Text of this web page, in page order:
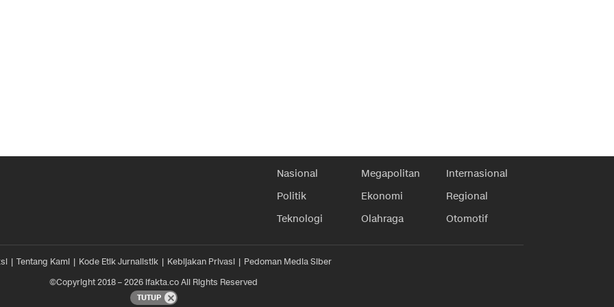
Nasional Megapolitan
Internasional
Politik
Ekonomi
Regional
Teknologi
Olahraga Otomotif
Tentang Kami Kode Etik Jurnalistik Kebijakan Privasi
Pedoman Media Siber
©Copyright 2018 – 2026 ifakta.co All Rights Reserved
TUTUP